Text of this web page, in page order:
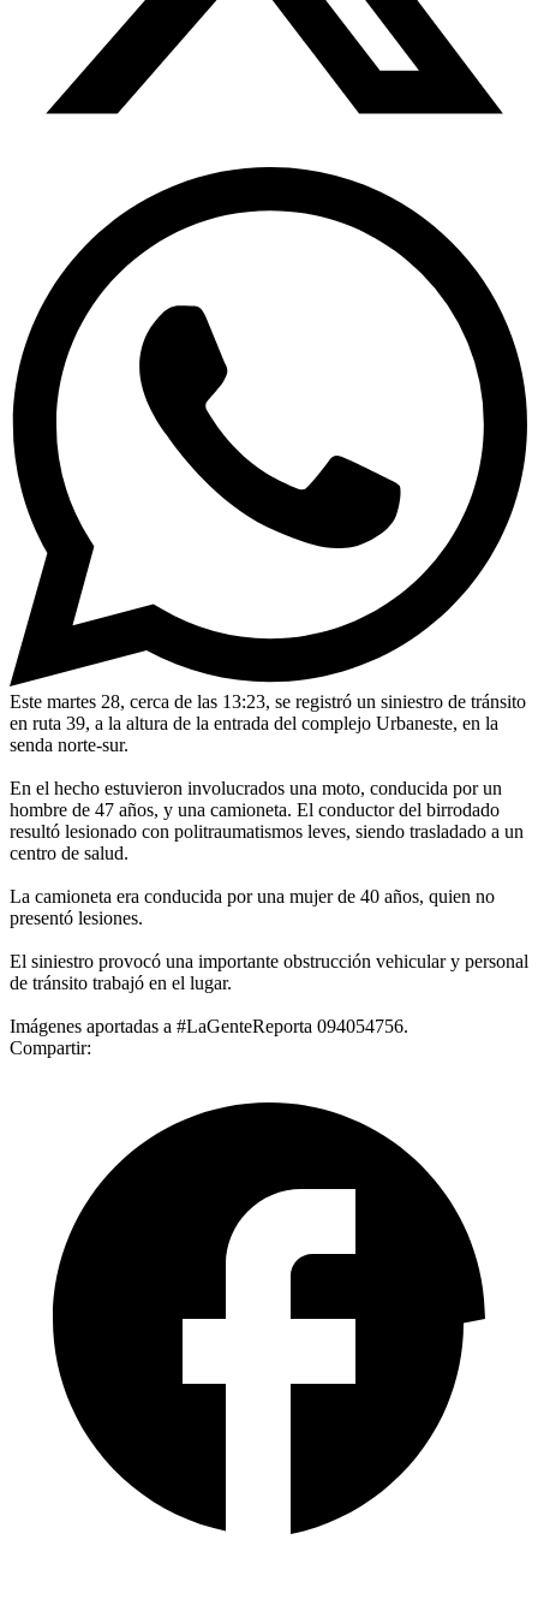
Este martes 28, cerca de las 13:23, se registró un siniestro de tránsito
en ruta 39, a la altura de la entrada del complejo Urbaneste, en la
senda norte-sur.
En el hecho estuvieron involucrados una moto, conducida por un
hombre de 47 años, y una camioneta. El conductor del birrodado
resultó lesionado con politraumatismos leves, siendo trasladado a un
centro de salud.
La camioneta era conducida por una mujer de 40 años, quien no
presentó lesiones.
El siniestro provocó una importante obstrucción vehicular y personal
de tránsito trabajó en el lugar.
Imágenes aportadas a #LaGenteReporta 094054756.
Compartir: